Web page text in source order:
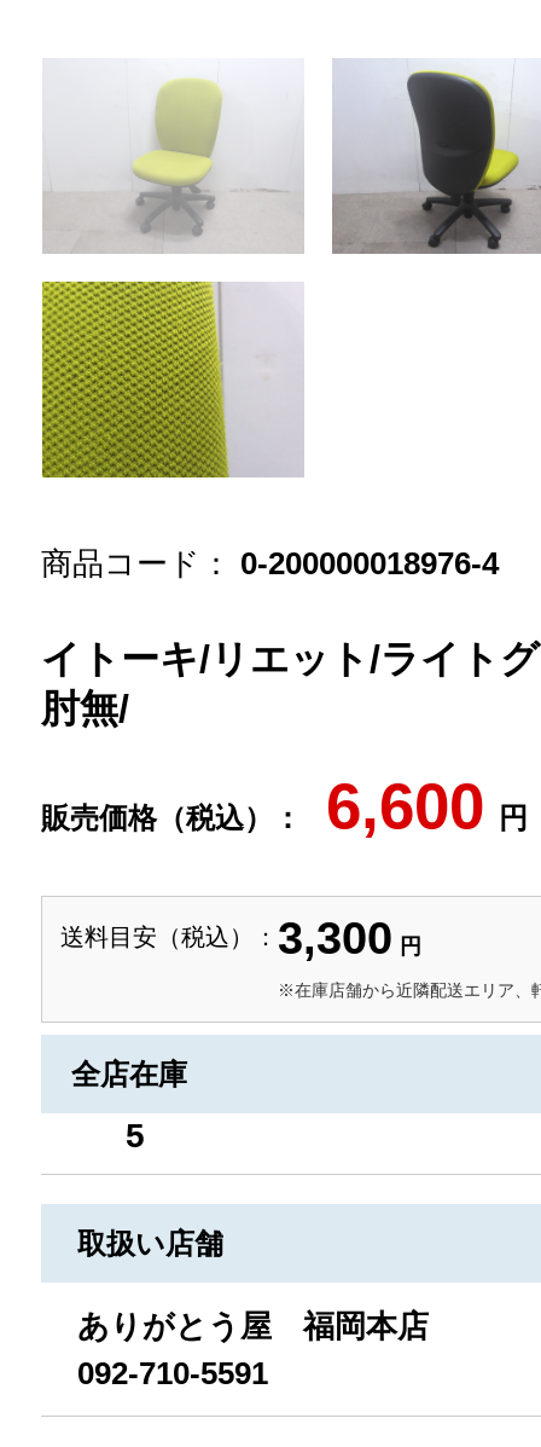
商品コード： 0-200000018976-4
イトーキ/リエット/ライト
肘無/
販売価格（税込）： 6,600 円
送料目安（税込）： 3,300 円
※在庫店舗から近隣配送エリア、
全店在庫
5
取扱い店舗
ありがとう屋 福岡本店
092-710-5591